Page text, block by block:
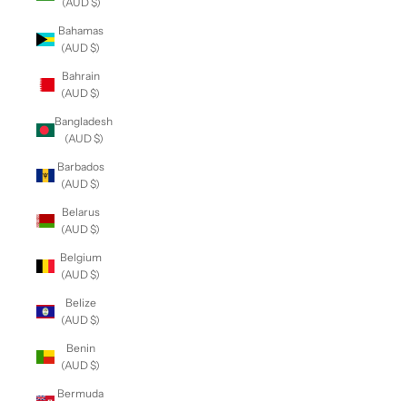
Bahamas
(AUD $)
Bahrain
(AUD $)
Bangladesh
(AUD $)
Barbados
(AUD $)
Belarus
(AUD $)
Belgium
(AUD $)
Belize
(AUD $)
Benin
(AUD $)
Bermuda